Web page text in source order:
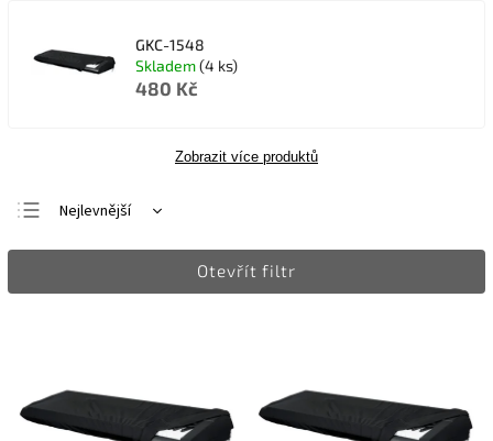
GKC-1548
Skladem(4 ks)
480 Kč
Zobrazit více produktů
Nejlevnější
Nejdražší
Otevřít filtr